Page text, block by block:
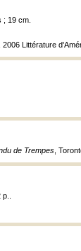
; 19 cm.
Littérature
de Trempes ,